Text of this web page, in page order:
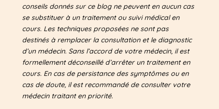
conseils donnés sur ce blog ne peuvent en aucun cas
se substituer à un traitement ou suivi médical en
cours. Les techniques proposées ne sont pas
destinés à remplacer la consultation et le diagnostic
d’un médecin. Sans l’accord de votre médecin, il est
formellement déconseillé d’arrêter un traitement en
cours. En cas de persistance des symptômes ou en
cas de doute, il est recommandé de consulter votre
médecin traitant en priorité.